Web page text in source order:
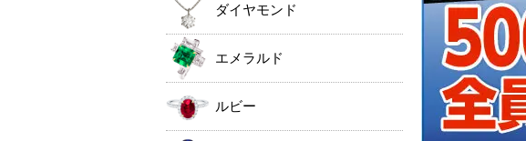
ダイヤモンド
エメラルド
ルビー